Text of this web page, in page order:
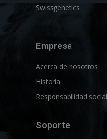
Swissgenetics
Empresa
Acerca de nosotros
Historia
Responsabilidad social
Soporte